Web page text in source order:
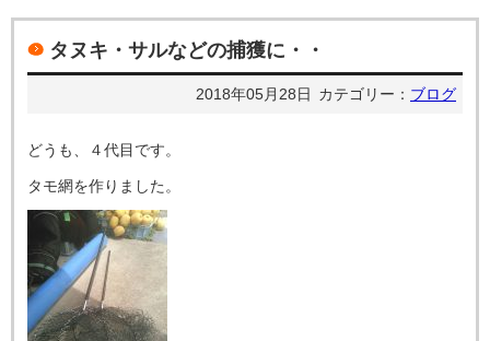
タヌキ・サルなどの捕獲に・・
2018年05月28日 カテゴリー： ブログ
どうも、４代目です。
タモ網を作りました。